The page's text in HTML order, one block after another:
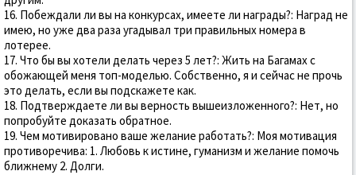
16. Побеждали ли вы на конкурсах, имеете ли награды?: Hаград не
имею, но уже два раза угадывал три правильных номера в
лотерее.
17. Что бы вы хотели делать через 5 лет?: Жить на Багамах с
обожающей меня топ-моделью. Собственно, я и сейчас не прочь
это делать, если вы подскажете как.
18. Подтверждаете ли вы верность вышеизложенного?: Hет, но
попробуйте доказать обратное.
19. Чем мотивировано ваше желание работать?: Моя мотивация
противоречива: 1. Любовь к истине, гуманизм и желание помочь
ближнему 2. Долги.